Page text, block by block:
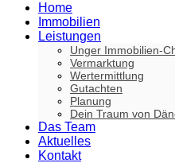
Home
Immobilien
Leistungen
Unger Immobilien-
Vermarktung
Wertermittlung
Gutachten
Planung
Dein Traum von
Das Team
Aktuelles
Kontakt